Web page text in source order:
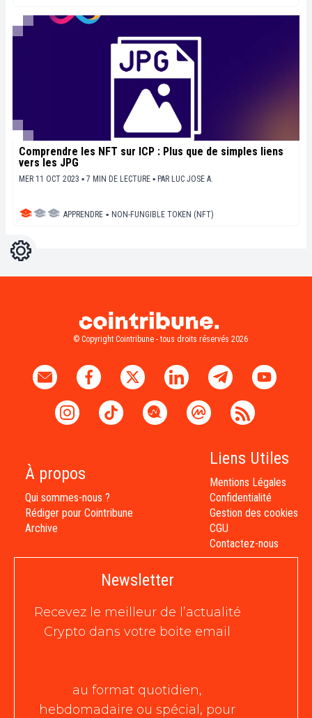
Comprendre les NFT sur ICP : Plus que de simples liens
vers les JPG
MER 11 OCT 2023 ▪ 7 MIN DE LECTURE ▪ PAR LUC JOSE A.
APPRENDRE ▪ NON-FUNGIBLE TOKEN (NFT)
Réglages
© Copyright Cointribune - tous droits réservés 2026
À propos
Qui sommes-nous ?
Rédiger pour Cointribune
Archive
Liens Utiles
Mentions Légales
Confidentialité
Gestion des cookies
CGU
Contactez-nous
Newsletter
Recevez le meilleur de l’actualité
Crypto dans votre boite email
au format quotidien,
hebdomadaire ou spécial, pour